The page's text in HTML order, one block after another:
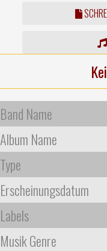
Band Name
Album Name
Type
Erscheinungsdatum
Labels
Musik Genre